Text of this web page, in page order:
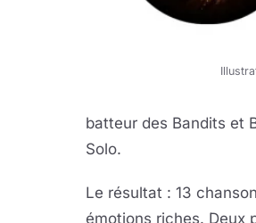
batteur des Bandits et
Solo.
Le résultat : 13
émotions riches. Deux